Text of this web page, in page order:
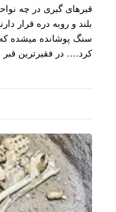
قبرهای گبری در چه
بلند و روبه دره قرار
سنگ پوشانده میشده که
کرد…. در فقیرترین